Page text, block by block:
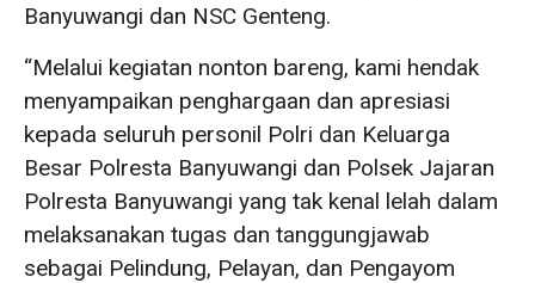
Banyuwangi dan NSC Genteng.
“Melalui kegiatan nonton bareng, kami hendak
menyampaikan penghargaan dan apresiasi
kepada seluruh personil Polri dan Keluarga
Besar Polresta Banyuwangi dan Polsek Jajaran
Polresta Banyuwangi yang tak kenal lelah dalam
melaksanakan tugas dan tanggungjawab
sebagai Pelindung, Pelayan, dan Pengayom